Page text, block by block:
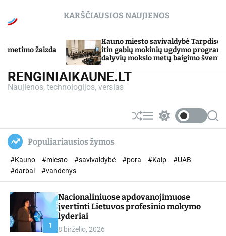
c
n
KARŠČIAUSIOS NAUJIENOS
miesto savivaldybė Tarpdisciplininio
gabių mokinių ugdymo programos
mokslo metų baigimo šventė
Sojų
gamina
RENGINIAIKAUNE.LT
Naujienos, technologijos, verslas
S
h
e
M
e w
h
o
r
S
e
Populiariausios žymos
#Kauno #miesto #savivaldybė #pora #Kaip
#UAB
#darbai
#vandenys
1
Nacionaliniuose apdovanojimuose
įvertinti Lietuvos profesinio mokymo
lyderiai
8 birželio, 2026